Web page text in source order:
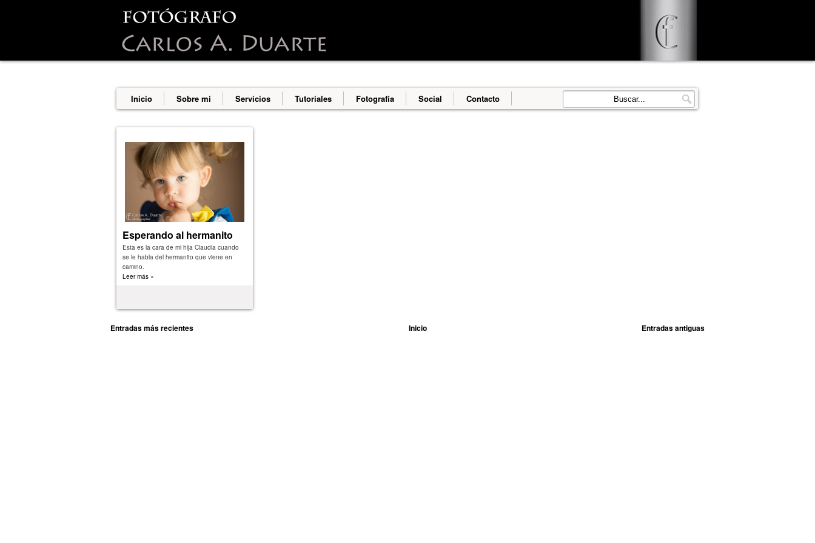
Inicio Sobre mi Servicios Tutoriales Fotografía Social Contacto
Esperando al hermanito
Esta es la cara de mi hija Claudia cuando
se le habla del hermanito que viene en
camino.
Leer más »
Entradas más recientes Entradas antiguas
Inicio
This site uses cookies from Google to deliver its services and to analyze traffic. Your IP address and user-agent
are shared with Google along with performance and security metrics to ensure quality of service, generate usage
statistics, and to detect and address abuse.
LEARN MORE